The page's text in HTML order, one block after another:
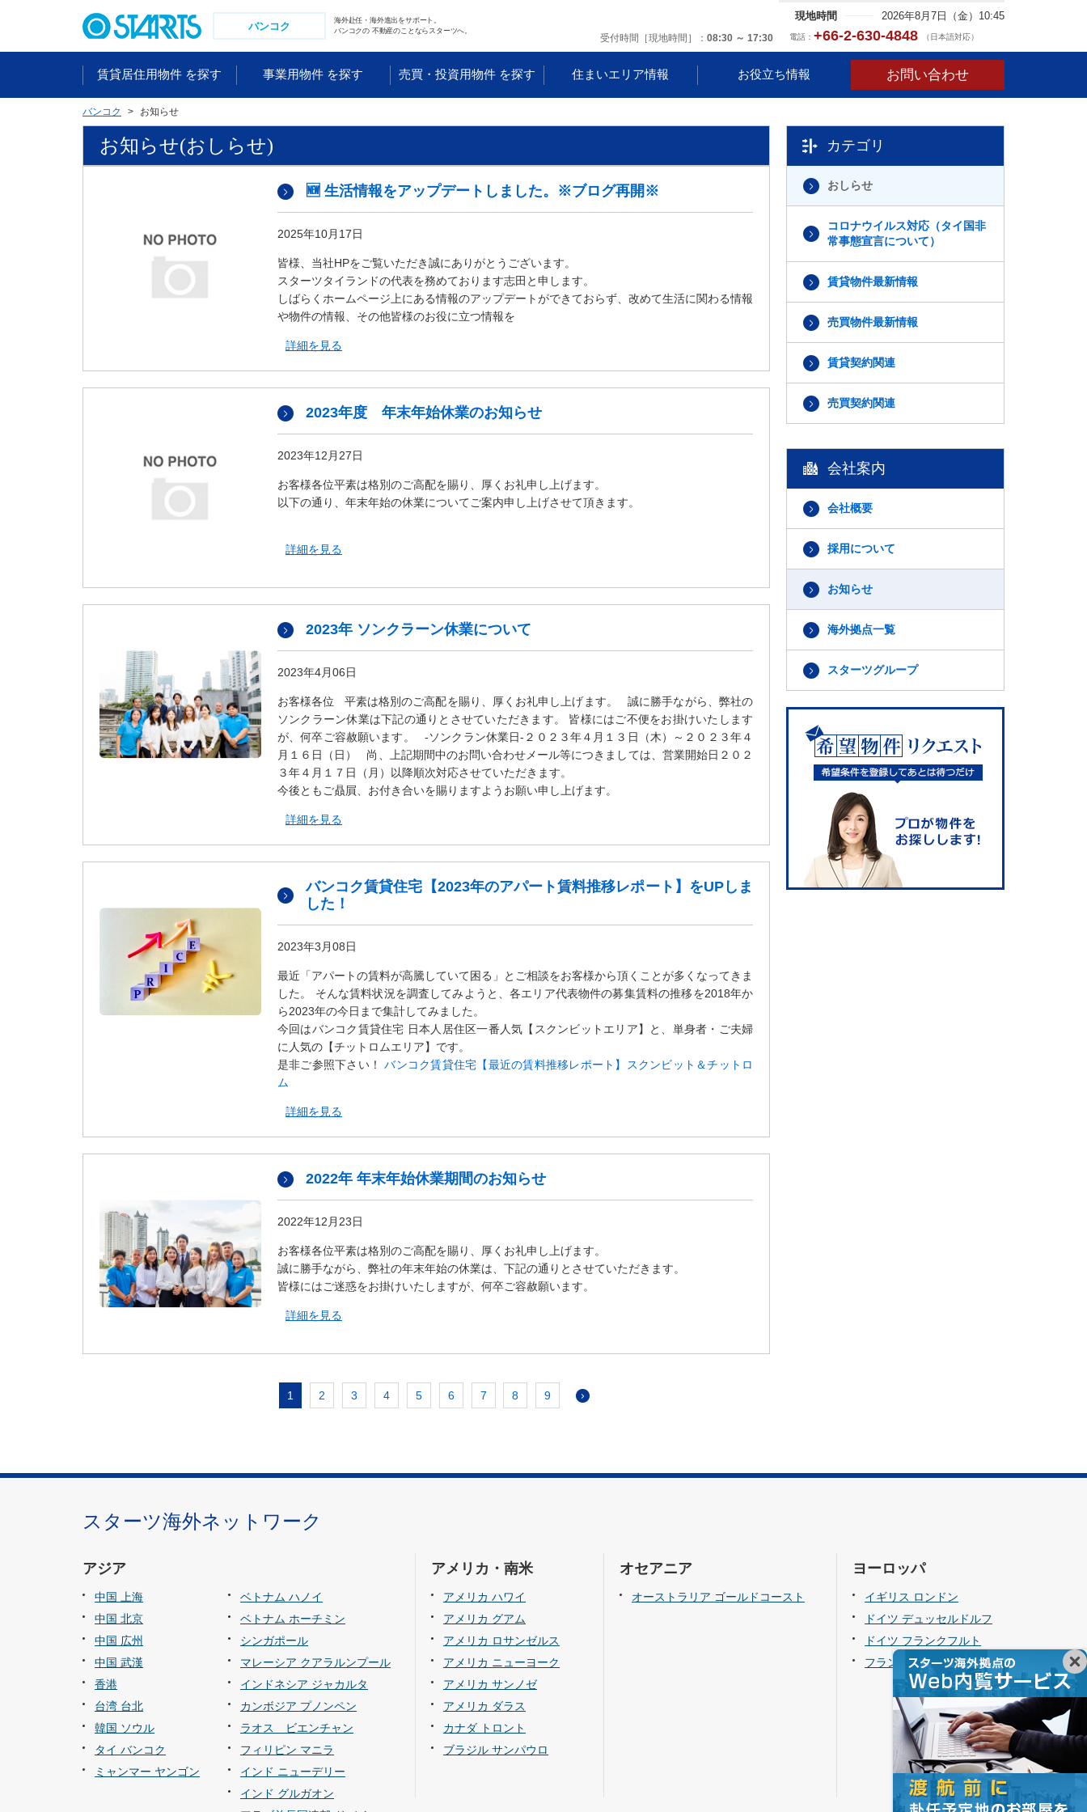
移
バンコク
海外赴任・海外進出をサポート。
バンコクの 不動産のことならスターツへ。
現地時間 2026年8月7日（金）10:45
受付時間［現地時間］ 08:30 ～ 17:30 電話： +66-2-630-4848 （日本語対応）
賃貸居住用物件 を探す 事業用物件 を探す 売買・投資用物件 を探す 住まいエリア情報 お役立ち情報 お問い合わせ
バンコク お知らせ
お知らせ(おしらせ)
🆕 生活情報をアップデートしました。※ブログ再開※
2025年10月17日
皆様、当社HPをご覧いただき誠にありがとうございます。
スターツタイランドの代表を務めております志田と申します。
しばらくホームページ上にある情報のアップデートができておらず、改めて生活に関わる情報
や物件の情報、その他皆様のお役に立つ情報を
詳細を見る
2023年度 年末年始休業のお知らせ
2023年12月27日
お客様各位平素は格別のご高配を賜り、厚くお礼申し上げます。
以下の通り、年末年始の休業についてご案内申し上げさせて頂きます。
詳細を見る
2023年 ソンクラーン休業について
2023年4月06日
お客様各位 平素は格別のご高配を賜り、厚くお礼申し上げます。 誠に勝手ながら、弊社の
ソンクラーン休業は下記の通りとさせていただきます。 皆様にはご不便をお掛けいたします
が、何卒ご容赦願います。 -ソンクラン休業日-２０２３年４月１３日（木）～２０２３年４
月１６日（日） 尚、上記期間中のお問い合わせメール等につきましては、営業開始日２０２
３年４月１７日（月）以降順次対応させていただきます。
今後ともご贔屓、お付き合いを賜りますようお願い申し上げます。
詳細を見る
バンコク賃貸住宅【2023年のアパート賃料推移レポート】をUPしま
した！
2023年3月08日
最近「アパートの賃料が高騰していて困る」とご相談をお客様から頂くことが多くなってきま
した。 そんな賃料状況を調査してみようと、各エリア代表物件の募集賃料の推移を2018年か
ら2023年の今日まで集計してみました。
今回はバンコク賃貸住宅 日本人居住区一番人気【スクンビットエリア】と、単身者・ご夫婦
に人気の【チットロムエリア】です。
是非ご参照下さい！バンコク賃貸住宅【最近の賃料推移レポート】スクンビット＆チットロ
ム
詳細を見る
2022年 年末年始休業期間のお知らせ
2022年12月23日
お客様各位平素は格別のご高配を賜り、厚くお礼申し上げます。
誠に勝手ながら、弊社の年末年始の休業は、下記の通りとさせていただきます。
皆様にはご迷惑をお掛けいたしますが、何卒ご容赦願います。
詳細を見る
1 2 3 4 5 6 7 8 9
カテゴリ
おしらせ
コロナウイルス対応（タイ国非
常事態宣言について）
賃貸物件最新情報
売買物件最新情報
賃貸契約関連
売買契約関連
会社案内
会社概要
採用について
お知らせ
海外拠点一覧
スターツグループ
スターツ海外ネットワーク
アジア
中国 上海
中国 北京
中国 広州
中国 武漢
香港
台湾 台北
韓国 ソウル
タイ バンコク
ミャンマー ヤンゴン
ベトナム ハノイ
ベトナム ホーチミン
シンガポール
マレーシア クアラルンプール
インドネシア ジャカルタ
カンボジア プノンペン
ラオス ビエンチャン
フィリピン マニラ
インド ニューデリー
インド グルガオン
アメリカ・南米
アメリカ ハワイ
アメリカ グアム
アメリカ ロサンゼルス
アメリカ ニューヨーク
アメリカ サンノゼ
アメリカ ダラス
カナダ トロント
ブラジル サンパウロ
オセアニア
オーストラリア ゴールドコースト
ヨーロッパ
イギリス ロンドン
ドイツ デュッセルドルフ
ドイツ フランクフルト
フランス パリ